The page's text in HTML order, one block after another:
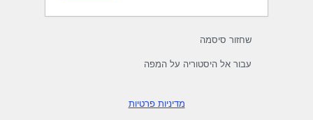
שחזור סיסמה
עבור אל היסטוריה על המפה
מדיניות פרטיות